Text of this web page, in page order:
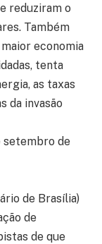
reduziram o
Também
economia
tenta
as taxas
da invasão
setembro de
de Brasília)
de
de que